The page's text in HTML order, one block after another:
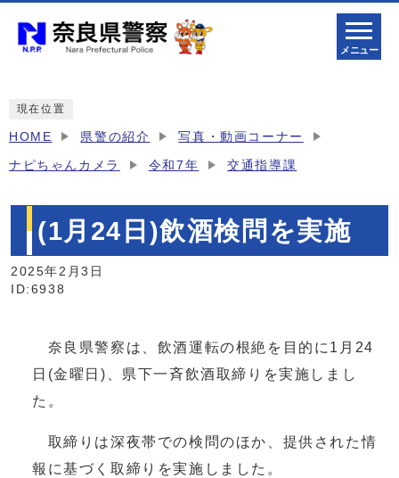
メニュー
現在位置
HOME 県警の紹介 写真・動画コーナー
ナピちゃんカメラ 令和7年 交通指導課
(1月24日)飲酒検問を実施
2025年2月3日
ID:6938
奈良県警察は、飲酒運転の根絶を目的に1月24
日(金曜日)、県下一斉飲酒取締りを実施しまし
た。
取締りは深夜帯での検問のほか、提供された情
報に基づく取締りを実施しました。